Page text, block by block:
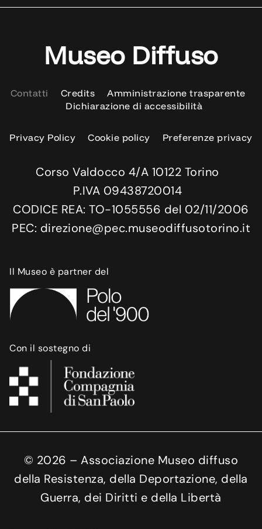
Museo Diffuso
Contatti Credits
Amministrazione trasparente
Dichiarazione di accessibilità
Privacy Policy Cookie policy Preferenze privacy
Corso Valdocco 4/A 10122 Torino
P.IVA 09438720014
CODICE REA: TO-1055556 del 02/11/2006
PEC: direzione@pec.museodiffusotorino.it
Il Museo è partner del
Con il sostegno di
© 2026 – Associazione Museo diffuso
della Resistenza, della Deportazione, della
Guerra, dei Diritti e della Libertà